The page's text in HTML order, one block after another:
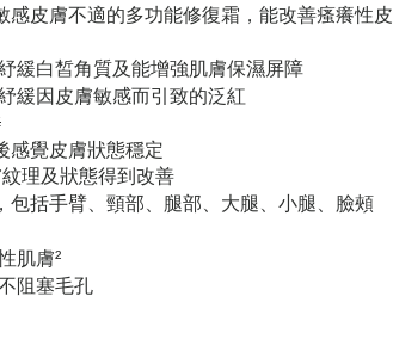
感皮膚不適的多功能修復霜，能改善瘙癢性皮
緩白皙角質及能增強肌膚保濕屏障
緩因皮膚敏感而引致的泛紅
感覺皮膚狀態穩定
理及狀態得到改善
包括手臂、頸部、腿部、大腿、小腿、臉頰
肌膚²
阻塞毛孔